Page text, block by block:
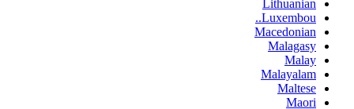
Lithuanian
Luxembou..
Macedonian
Malagasy
Malay
Malayalam
Maltese
Maori